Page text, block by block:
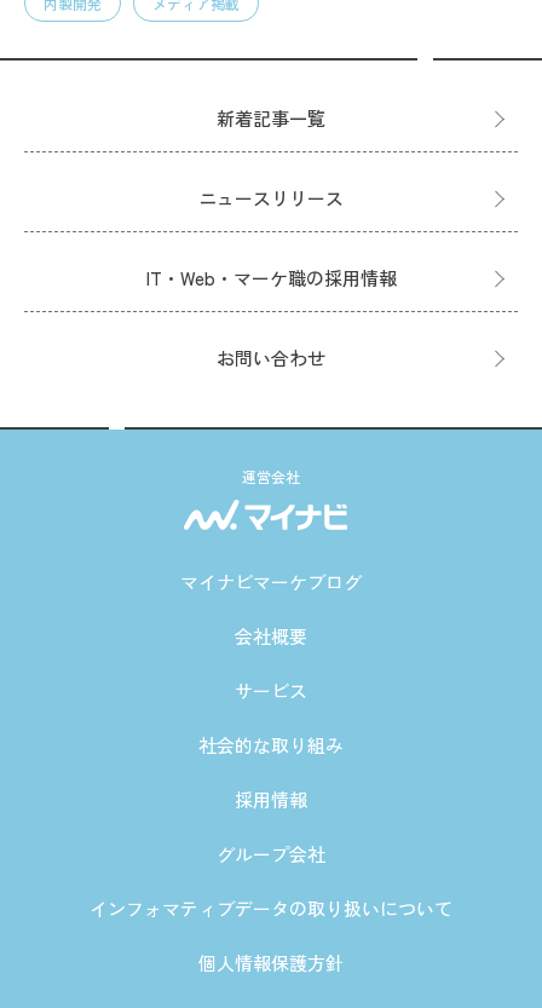
新着記事一覧
ニュースリリース
IT・Web・マーケ職の採用情報
お問い合わせ
運営会社
マイナビマーケブログ
会社概要
サービス
社会的な取り組み
採用情報
グループ会社
インフォマティブデータの取り扱いについて
個人情報保護方針